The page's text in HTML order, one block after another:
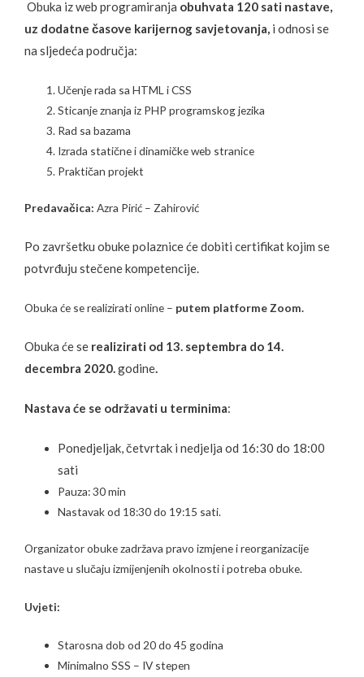
Obuka iz web programiranja obuhvata 120 sati nastave,
uz dodatne časove karijernog savjetovanja, i odnosi se
na sljedeća područja:
Učenje rada sa HTML i CSS
Sticanje znanja iz PHP programskog jezika
Rad sa bazama
Izrada statične i dinamičke web stranice
Praktičan projekt
Predavačica: Azra Pirić – Zahirović
Po završetku obuke polaznice će dobiti certifikat kojim se
potvrđuju stečene kompetencije.
Obuka će se realizirati online – putem platforme Zoom.
Obuka će se realizirati od 13. septembra do 14.
decembra 2020.godine.
Nastava će se održavati u terminima:
Ponedjeljak, četvrtak i nedjelja od 16:30 do 18:00
sati
Pauza: 30 min
Nastavak od 18:30 do 19:15 sati.
Organizator obuke zadržava pravo izmjene i reorganizacije
nastave u slučaju izmijenjenih okolnosti i potreba obuke.
Uvjeti:
Starosna dob od 20 do 45 godina
Minimalno SSS – IV stepen